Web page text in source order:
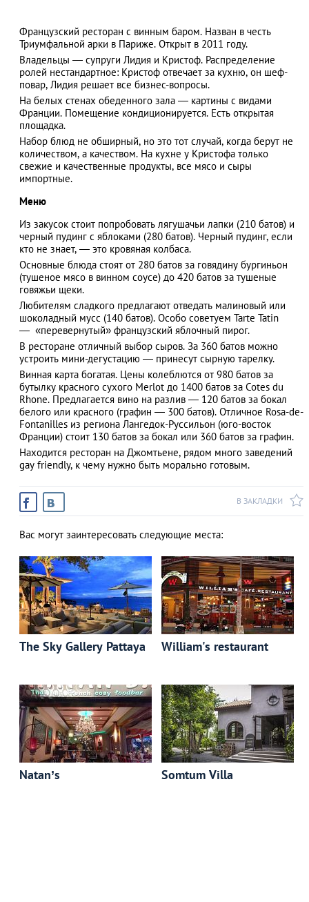
АЗАД
Французский ресторан с винным баром. Назван в честь
Триумфальной арки в Париже. Открыт в 2011 году.
Владельцы — супруги Лидия и Кристоф. Распределение
ролей нестандартное: Кристоф отвечает за кухню, он шеф-
повар, Лидия решает все бизнес-вопросы.
На белых стенах обеденного зала — картины с видами
Франции. Помещение кондиционируется. Есть открытая
площадка.
Набор блюд не обширный, но это тот случай, когда берут не
количеством, а качеством. На кухне у Кристофа только
свежие и качественные продукты, все мясо и сыры
импортные.
Меню
Из закусок стоит попробовать лягушачьи лапки (210 батов) и
черный пудинг с яблоками (280 батов). Черный пудинг, если
кто не знает, — это кровяная колбаса.
Основные блюда стоят от 280 батов за говядину бургиньон
(тушеное мясо в винном соусе) до 420 батов за тушеные
говяжьи щеки.
Любителям сладкого предлагают отведать малиновый или
шоколадный мусс (140 батов). Особо советуем Tarte Tatin
— «перевернутый» французский яблочный пирог.
В ресторане отличный выбор сыров. За 360 батов можно
устроить мини-дегустацию — принесут сырную тарелку.
Винная карта богатая. Цены колеблются от 980 батов за
бутылку красного сухого Merlot до 1400 батов за Cotes du
Rhone. Предлагается вино на разлив — 120 батов за бокал
белого или красного (графин — 300 батов). Отличное Rosa-de-
Fontanilles из региона Лангедок-Руссильон (юго-восток
Франции) стоит 130 батов за бокал или 360 батов за графин.
Находится ресторан на Джомтьене, рядом много заведений
gay friendly, к чему нужно быть морально готовым.
В ЗАКЛАДКИ
Вас могут заинтересовать следующие места:
The Sky Gallery Pattaya William's restaurant
Natan’s Somtum Villa